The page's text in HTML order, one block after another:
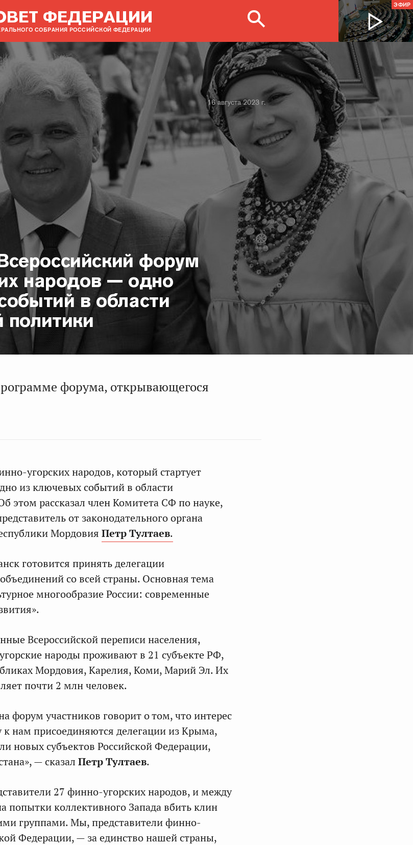
ФЕДЕРАЦИИ
СОБРАНИЯ РОССИЙСКОЙ ФЕДЕРАЦИИ
ЭФИР
форум
народов — одно
в области
политики
16 августа 2023 г.
форума, открывающегося
угорских народов, который стартует
из ключевых событий в области
этом рассказал член Комитета СФ по науке,
от законодательного органа
Мордовия Петр Тултаев.
готовится принять делегации
со всей страны. Основная тема
многообразие России: современные
Всероссийской переписи населения,
народы проживают в 21 субъекте РФ,
Мордовия, Карелия, Коми, Марий Эл. Их
почти 2 млн человек.
форум участников говорит о том, что интерес
к нам присоединяются делегации из Крыма,
новых субъектов Российской Федерации,
— сказал Петр Тултаев.
27 финно-угорских народов, и между
попытки коллективного Запада вбить клин
группами. Мы, представители финно-
Федерации, — за единство нашей страны,